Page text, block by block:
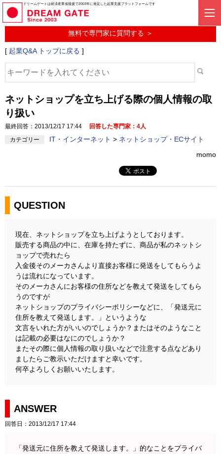
ドリームゲートは経済産業省後援で2003年に発足した起業支援プラットフォームです
起業に関するみんなの質問投稿サービス
起業Q&A
無料で専門家に質問する ＞
[ 起業Q&A トップに戻る ]
ネットショップを立ち上げる際の個人情報の取
り扱い
最終回答：2013/12/17 17:44
回答した専門家：4人
カテゴリー
IT・インターネット > ネットショップ・ECサイト
momo
QUESTION
現在、ネットショップを立ち上げようとしております。
販売する商品の中に、在庫を持たずに、商品が私のネットシ
ョップで売れたら
入金後そのメーカさんより直接お客様に発送をしてもらうよ
うは流れになっています。
そのメーカさんにお客様の住所などを教えて発送をしてもら
うのですが
ネットショップのプライバシーポリシーなどに、「発送元に
住所を教えて発送します。」というような
文言をいれた方がいいのでしょうか？またはそのようなこと
は記載の必要はなにのでしょうか？
またその際に個人情報の取り扱いなどで注意する点などあり
ましたらご教示いただけますと幸いです。
何卒よろしくお願いいたします。
ANSWER
回答日：2013/12/17 17:44
「発送元に住所を教えて発送します。」的なことをプライバ